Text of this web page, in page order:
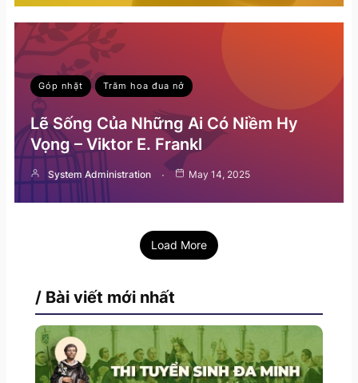
Góp nhặt Trăm hoa đua nở
Lẽ Sống Của Những Ai Có Niềm Hy
Vọng – Viktor E. Frankl
System Administration May 14, 2025
Load More
/ Bài viết mới nhất